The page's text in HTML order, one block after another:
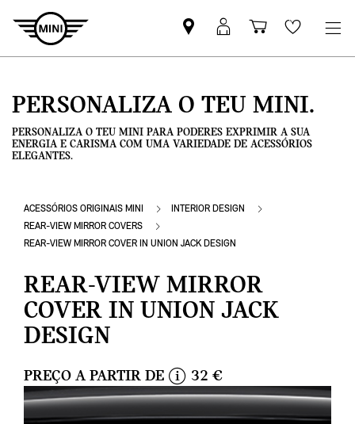
Pesquisar
parceiro
Iniciar
sessão
Carrinho
de
Wishlist
PERSONALIZA O TEU MINI.
PERSONALIZA O TEU MINI PARA PODERES EXPRIMIR A SUA
ENERGIA E CARISMA COM UMA VARIEDADE DE ACESSÓRIOS
ELEGANTES.
ACESSÓRIOS ORIGINAIS MINI
INTERIOR DESIGN
REAR-VIEW MIRROR COVERS
REAR-VIEW MIRROR COVER IN UNION JACK DESIGN
REAR-VIEW MIRROR
COVER IN UNION JACK
DESIGN
PREÇO A PARTIR DE
i
n
32 €